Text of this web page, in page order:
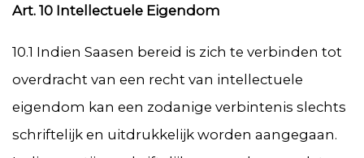
Art. 10 Intellectuele Eigendom
10.1 Indien Saasen bereid is zich te verbinden tot
overdracht van een recht van intellectuele
eigendom kan een zodanige verbintenis slechts
schriftelijk en uitdrukkelijk worden aangegaan.